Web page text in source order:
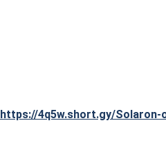
https://4q5w.short.gy/Solaron-